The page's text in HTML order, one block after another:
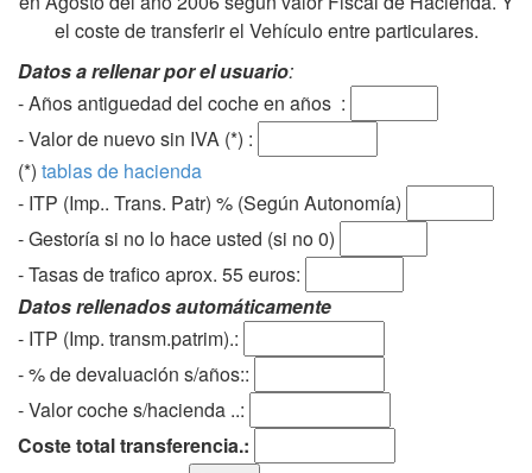
el coste de transferir el Vehículo entre particulares.
Datos a rellenar por el usuario:
- Años antiguedad del coche en años :
- Valor de nuevo sin IVA (*) :
(*) tablas de hacienda
- ITP (Imp.. Trans. Patr) % (Según Autonomía)
- Gestoría si no lo hace usted (si no 0)
-Tasas de trafico aprox. 55 euros:
Datos rellenados automáticamente
- ITP (Imp. transm.patrim).:
- % de devaluación s/años::
- Valor coche s/hacienda ..:
Coste total transferencia.: